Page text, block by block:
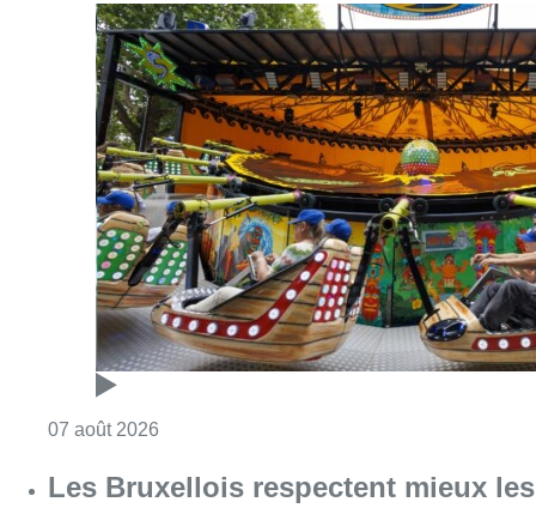
07 août 2026
Les Bruxellois respectent mieux les